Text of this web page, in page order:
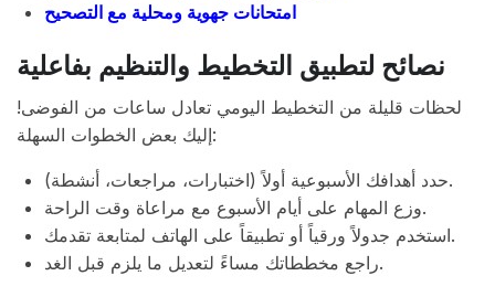
امتحانات جهوية ومحلية مع التصحيح
نصائح لتطبيق التخطيط والتنظيم بفاعلية
لحظات قليلة من التخطيط اليومي تعادل ساعات من الفوضى!
إليك بعض الخطوات السهلة:
حدد أهدافك الأسبوعية أولاً (اختبارات، مراجعات، أنشطة).
وزع المهام على أيام الأسبوع مع مراعاة وقت الراحة.
استخدم جدولاً ورقياً أو تطبيقاً على الهاتف لمتابعة تقدمك.
راجع مخططاتك مساءً لتعديل ما يلزم قبل الغد.